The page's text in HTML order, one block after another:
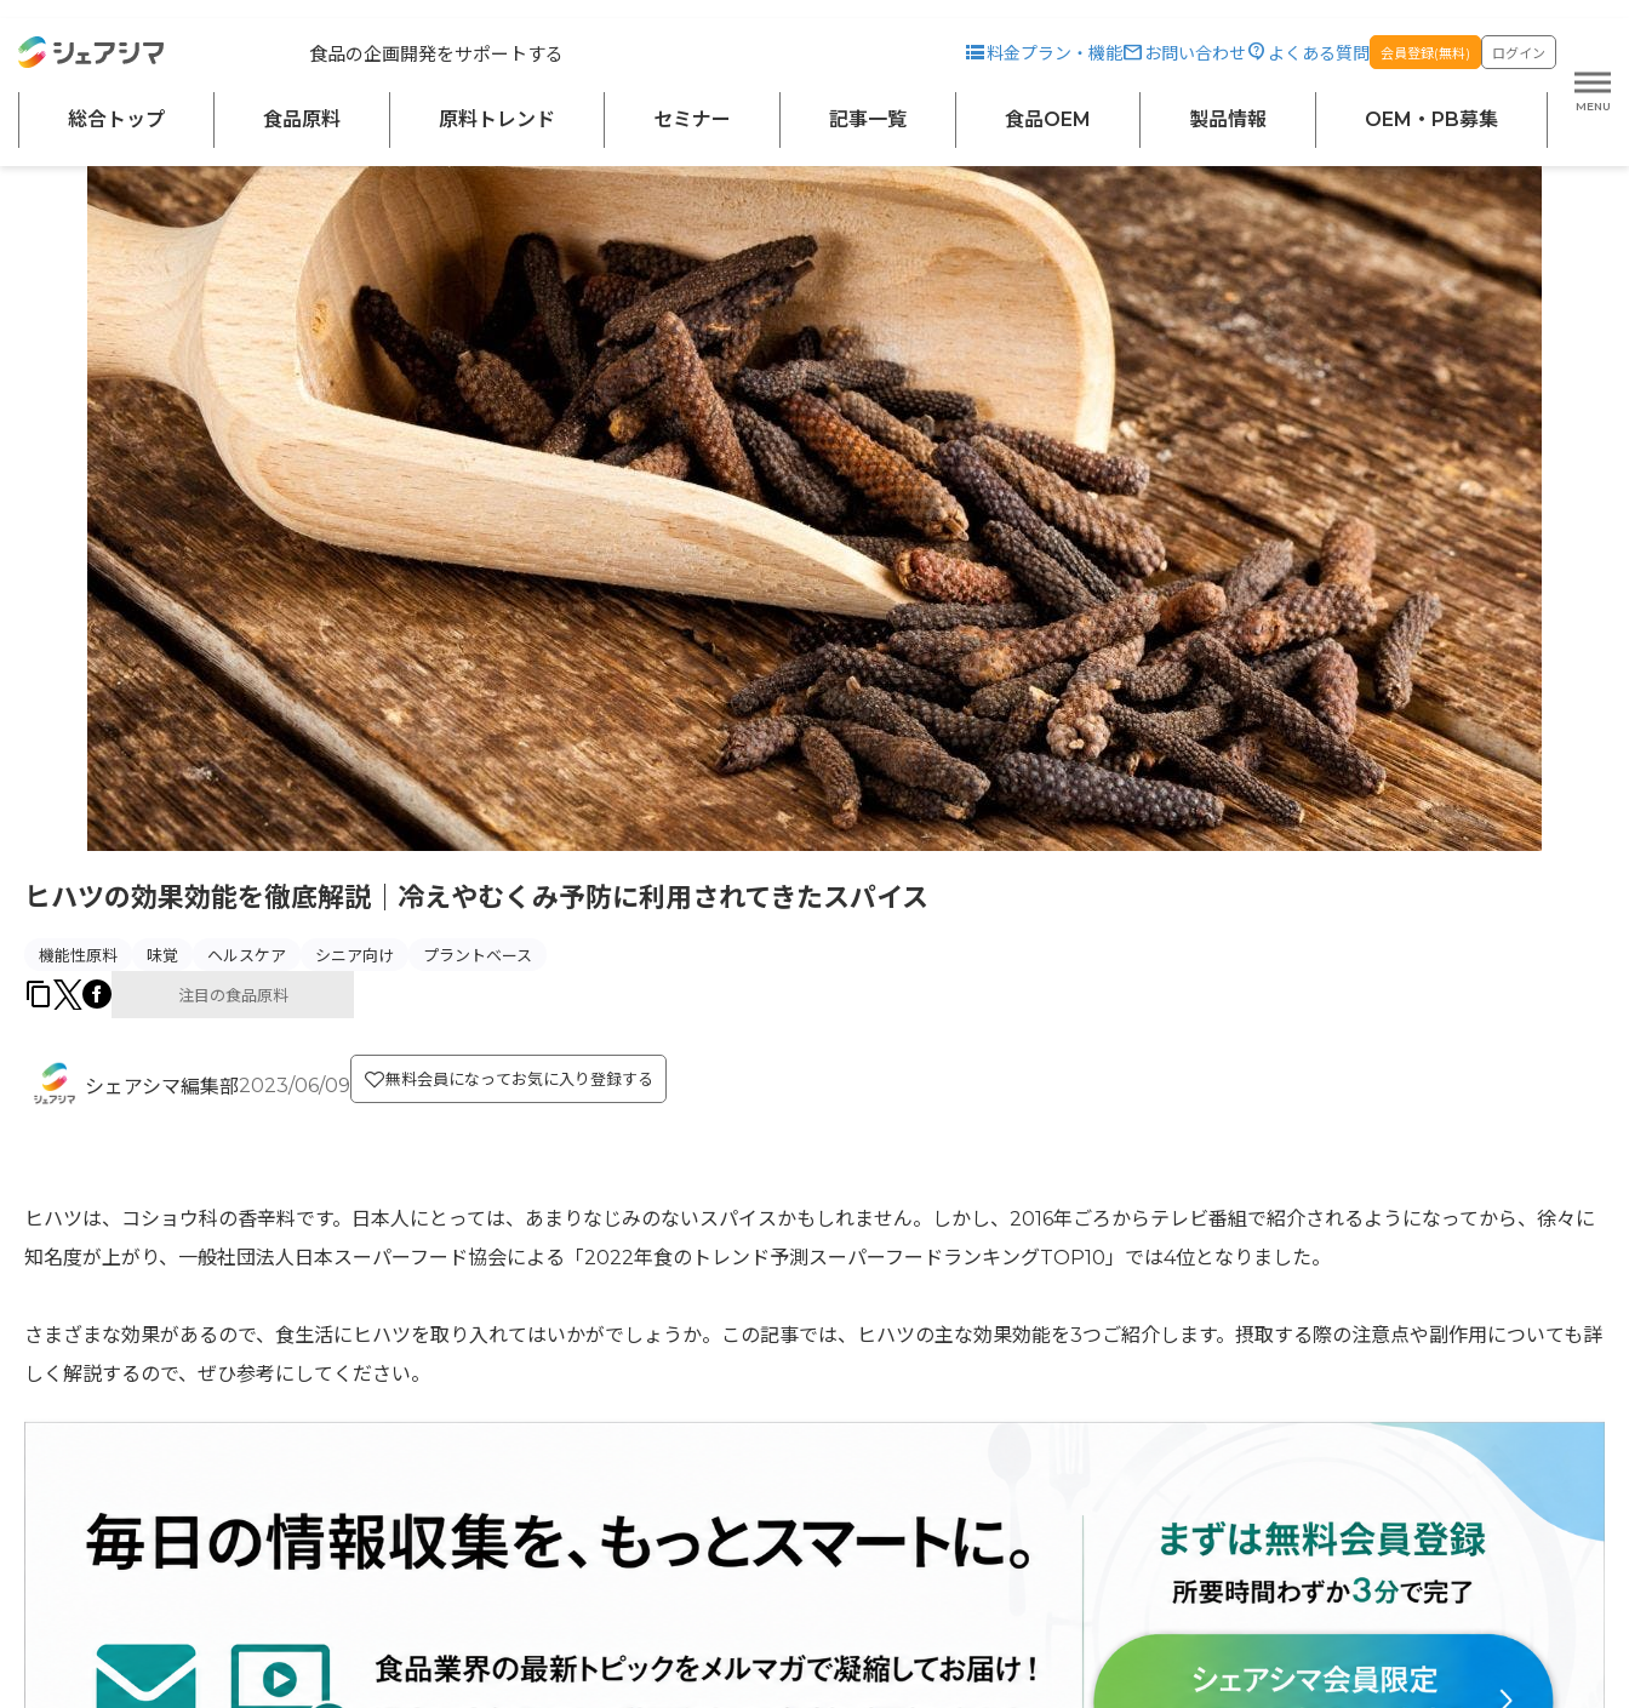
食品の企画開発をサポートする 料金プラン・機能 お問い合わせ よくある質問 会員登録(無料) ログイン
総合トップ 食品原料 原料トレンド セミナー 記事一覧 食品OEM 製品情報 OEM・PB募集
ヒハツの効果効能を徹底解説｜冷えやむくみ予防に利用されてきたスパイス
機能性原料 味覚 ヘルスケア シニア向け プラントベース
注目の食品原料
シェアシマ編集部2023/06/09 無料会員になってお気に入り登録する
ヒハツは、コショウ科の香辛料です。日本人にとっては、あまりなじみのないスパイスかもしれません。しかし、2016年ごろからテレビ番組で紹介されるようになってから、徐々に
知名度が上がり、一般社団法人日本スーパーフード協会による「2022年食のトレンド予測スーパーフードランキングTOP10」では4位となりました。
さまざまな効果があるので、食生活にヒハツを取り入れてはいかがでしょうか。この記事では、ヒハツの主な効果効能を3つご紹介します。摂取する際の注意点や副作用についても詳
しく解説するので、ぜひ参考にしてください。